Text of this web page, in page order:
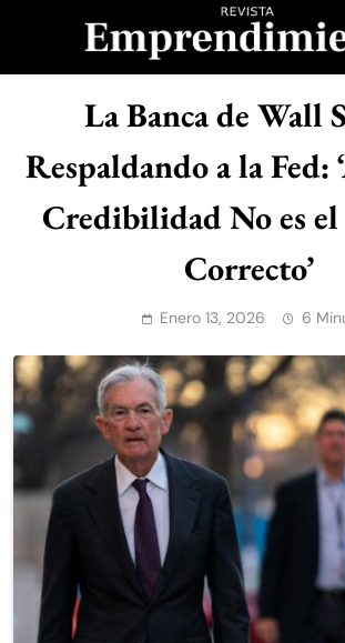
La Banca de Wall
Respaldando a la Fed:
Credibilidad No es
Correcto’
Enero 13, 2026 6